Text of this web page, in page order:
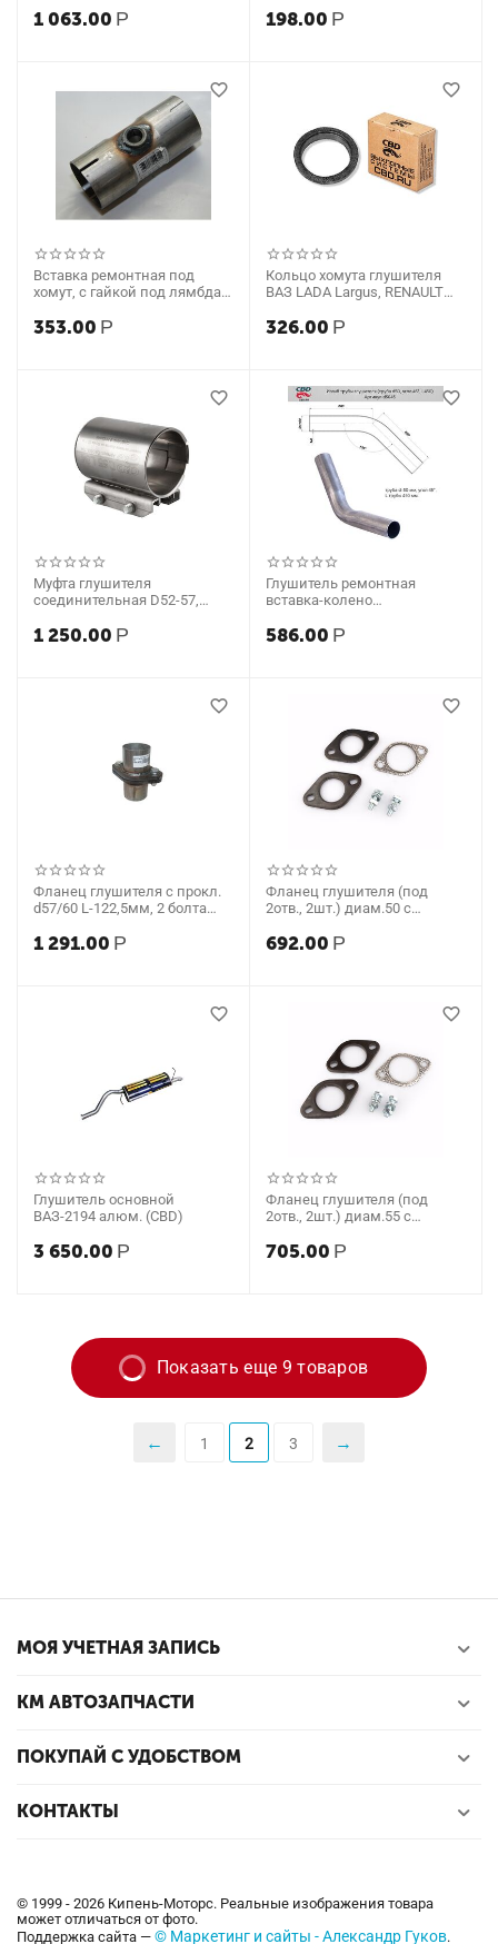
1м (CBD)
1 063.00 Р 198.00 Р
Вставка ремонтная под
хомут, с гайкой под лямбда-
353.00 Р
Кольцо хомута глушителя
ВАЗ LADA Largus, RENAULT
326.00 Р
Муфта глушителя
соединительная D52-57,
1 250.00 Р
Глушитель ремонтная
вставка-колено
угол 45 (CBD)
586.00 Р
Фланец глушителя с прокл.
d57/60 L-122,5мм, 2 болта
1 291.00 Р
Фланец глушителя (под
2отв., 2шт.) диам.50 с
692.00 Р
Глушитель основной
ВАЗ-2194 алюм. (CBD)
3 650.00 Р
Фланец глушителя (под
2отв., 2шт.) диам.55 с
705.00 Р
Показать еще 9 товаров
1 2 3
МОЯ УЧЕТНАЯ ЗАПИСЬ
КМ АВТОЗАПЧАСТИ
ПОКУПАЙ С УДОБСТВОМ
КОНТАКТЫ
© 1999 - 2026 Кипень-Моторс. Реальные изображения товара
может отличаться от фото.
Поддержка сайта —© Маркетинг и сайты - Александр Гуков.